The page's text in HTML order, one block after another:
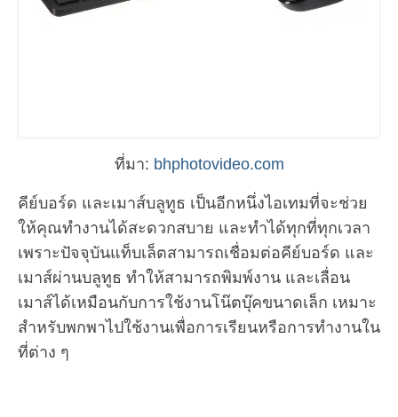
ที่มา: bhphotovideo.com
คีย์บอร์ด และเมาส์บลูทูธ เป็นอีกหนึ่งไอเทมที่จะช่วย
ให้คุณทำงานได้สะดวกสบาย และทำได้ทุกที่ทุกเวลา
เพราะปัจจุบันแท็บเล็ตสามารถเชื่อมต่อคีย์บอร์ด และ
เมาส์ผ่านบลูทูธ ทำให้สามารถพิมพ์งาน และเลื่อน
เมาส์ได้เหมือนกับการใช้งานโน๊ตบุ๊คขนาดเล็ก เหมาะ
สำหรับพกพาไปใช้งานเพื่อการเรียนหรือการทำงานใน
ที่ต่าง ๆ